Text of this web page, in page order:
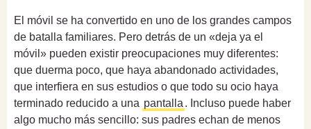
El móvil se ha convertido en uno de los grandes campos
de batalla familiares. Pero detrás de un «deja ya el
móvil» pueden existir preocupaciones muy diferentes:
que duerma poco, que haya abandonado actividades,
que interfiera en sus estudios o que todo su ocio haya
terminado reducido a una pantalla . Incluso puede haber
algo mucho más sencillo: sus padres echan de menos